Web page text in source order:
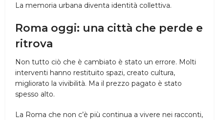
La memoria urbana diventa identità collettiva.
Roma oggi: una città che perde e
ritrova
Non tutto ciò che è cambiato è stato un errore. Molti
interventi hanno restituito spazi, creato cultura,
migliorato la vivibilità. Ma il prezzo pagato è stato
spesso alto.
La Roma che non c’è più continua a vivere nei racconti,